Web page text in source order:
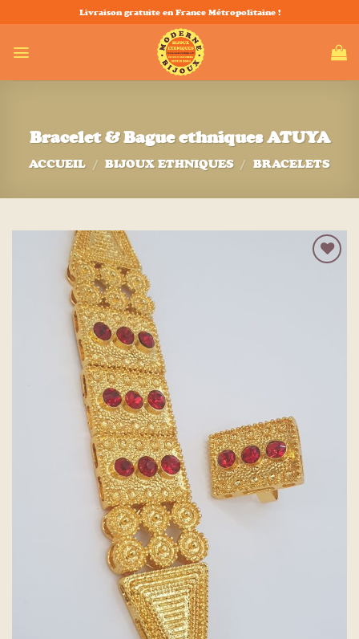
au
contenu
Livraison gratuite en France Métropolitaine !
Bracelet & Bague ethniques ATUYA
ACCUEIL / BIJOUX ETHNIQUES / BRACELETS